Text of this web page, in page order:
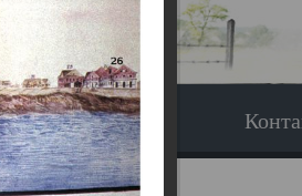
Вопрос-ответ